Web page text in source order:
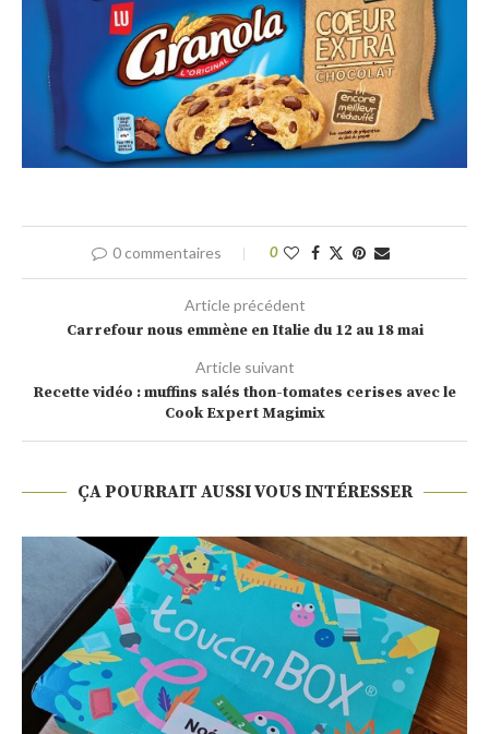
0 commentaires 0
Article précédent
Carrefour nous emmène en Italie du 12 au 18 mai
Article suivant
Recette vidéo : muffins salés thon-tomates cerises avec le
Cook Expert Magimix
ÇA POURRAIT AUSSI VOUS INTÉRESSER